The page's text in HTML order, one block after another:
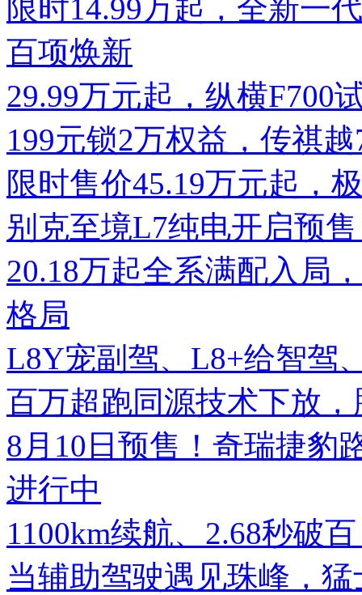
限时14.99万起，全新一
百项焕新
29.99万元起，纵横F700
199元锁2万权益，传祺
限时售价45.19万元起，
别克至境L7纯电开启预
20.18万起全系满配入局
格局
L8Y宠副驾、L8+给智驾
百万超跑同源技术下放
8月10日预售！奇瑞捷豹
进行中
1100km续航、2.68秒破
当辅助驾驶遇见珠峰，